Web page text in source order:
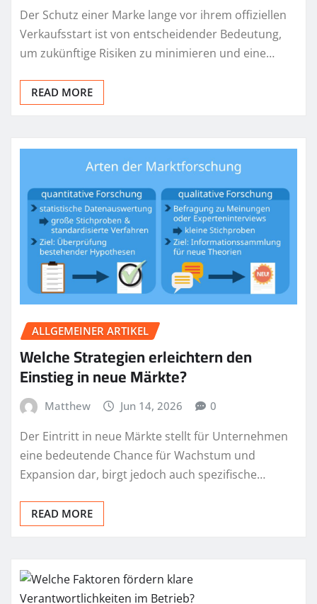
Der Schutz einer Marke lange vor ihrem offiziellen
Verkaufsstart ist von entscheidender Bedeutung,
um zukünftige Risiken zu minimieren und eine…
READ MORE
ALLGEMEINER ARTIKEL
Welche Strategien erleichtern den
Einstieg in neue Märkte?
Matthew Jun 14, 2026 0
Der Eintritt in neue Märkte stellt für Unternehmen
eine bedeutende Chance für Wachstum und
Expansion dar, birgt jedoch auch spezifische…
READ MORE